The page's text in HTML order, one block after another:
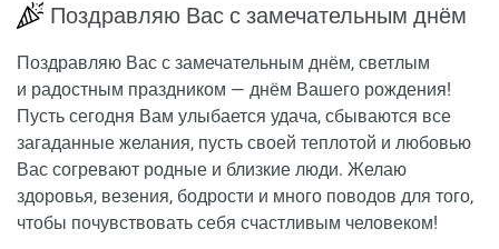
Поздравляю Вас с замечательным днём
Поздравляю Вас с замечательным днём, светлым
и радостным праздником — днём Вашего рождения!
Пусть сегодня Вам улыбается удача, сбываются все
загаданные желания, пусть своей теплотой и любовью
Вас согревают родные и близкие люди. Желаю
здоровья, везения, бодрости и много поводов для того,
чтобы почувствовать себя счастливым человеком!